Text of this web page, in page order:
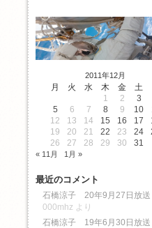
2011年12月
月 火 水 木 金 土
1
2 3
5
6 7 8 9 10
12
13 14 15 16 17
19
20 21 22 23 24
26
27 28 29 30 31
« 11月 1月 »
最近のコメント
石橋涼子 20年9月27日放送
000mhz より
石橋涼子 19年6月30日放送